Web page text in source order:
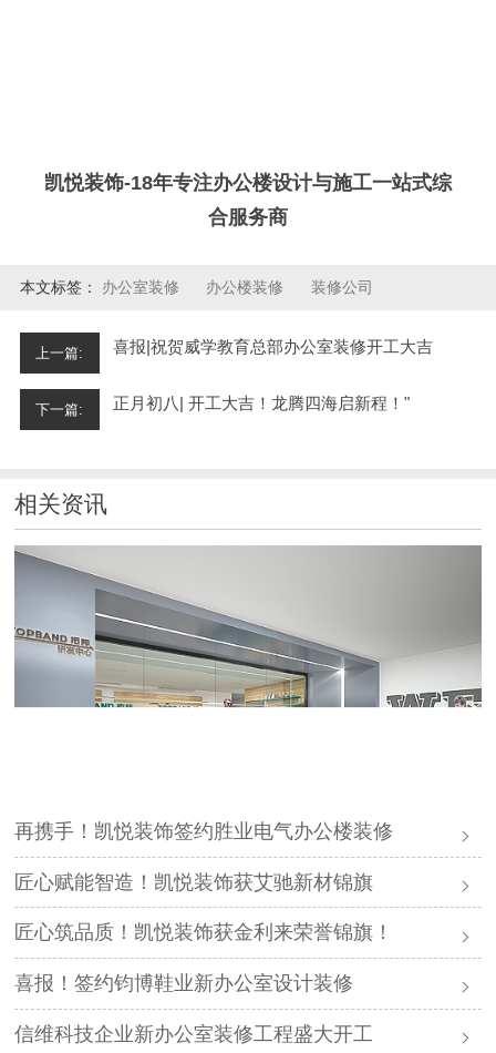
凯悦装饰-18年专注办公楼设计与施工一站式综
合服务商
本文标签： 办公室装修 办公楼装修 装修公司
上一篇: 喜报|祝贺威学教育总部办公室装修开工大吉
下一篇: 正月初八| 开工大吉！龙腾四海启新程！"
相关资讯
再携手！凯悦装饰签约胜业电气办公楼装修
匠心赋能智造！凯悦装饰获艾驰新材锦旗
匠心筑品质！凯悦装饰获金利来荣誉锦旗！
喜报！签约钧博鞋业新办公室设计装修
信维科技企业新办公室装修工程盛大开工